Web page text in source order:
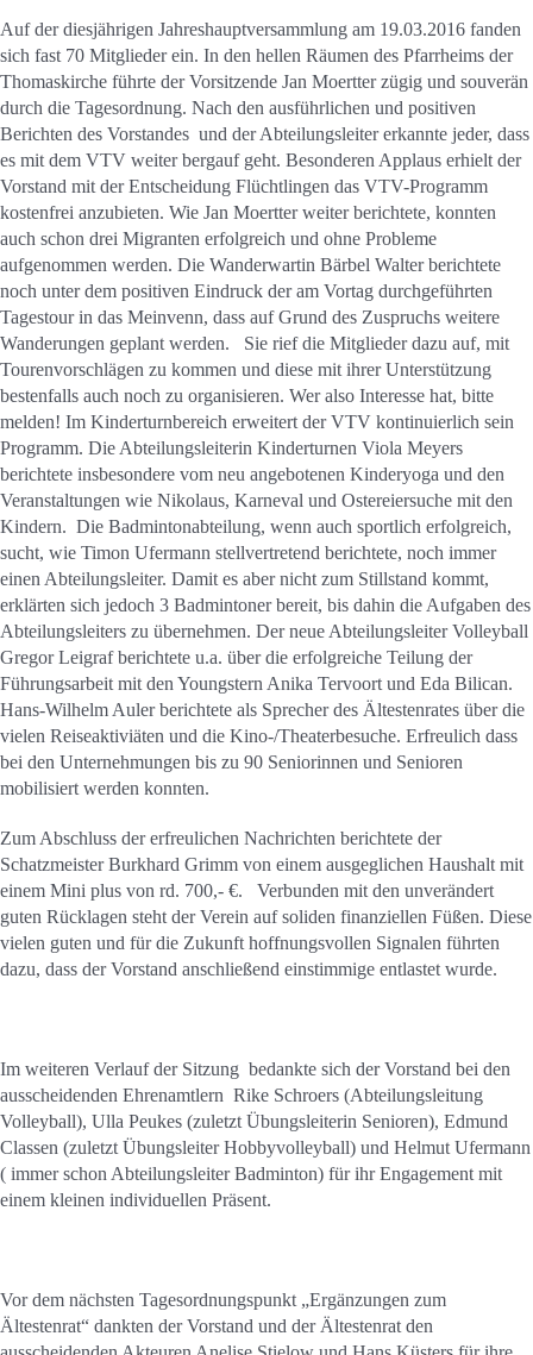
Auf der diesjährigen Jahreshauptversammlung am 19.03.2016 fanden
sich fast 70 Mitglieder ein. In den hellen Räumen des Pfarrheims der
Thomaskirche führte der Vorsitzende Jan Moertter zügig und souverän
durch die Tagesordnung. Nach den ausführlichen und positiven
Berichten des Vorstandes und der Abteilungsleiter erkannte jeder, dass
es mit dem VTV weiter bergauf geht. Besonderen Applaus erhielt der
Vorstand mit der Entscheidung Flüchtlingen das VTV-Programm
kostenfrei anzubieten. Wie Jan Moertter weiter berichtete, konnten
auch schon drei Migranten erfolgreich und ohne Probleme
aufgenommen werden. Die Wanderwartin Bärbel Walter berichtete
noch unter dem positiven Eindruck der am Vortag durchgeführten
Tagestour in das Meinvenn, dass auf Grund des Zuspruchs weitere
Wanderungen geplant werden. Sie rief die Mitglieder dazu auf, mit
Tourenvorschlägen zu kommen und diese mit ihrer Unterstützung
bestenfalls auch noch zu organisieren. Wer also Interesse hat, bitte
melden! Im Kinderturnbereich erweitert der VTV kontinuierlich sein
Programm. Die Abteilungsleiterin Kinderturnen Viola Meyers
berichtete insbesondere vom neu angebotenen Kinderyoga und den
Veranstaltungen wie Nikolaus, Karneval und Ostereiersuche mit den
Kindern. Die Badmintonabteilung, wenn auch sportlich erfolgreich,
sucht, wie Timon Ufermann stellvertretend berichtete, noch immer
einen Abteilungsleiter. Damit es aber nicht zum Stillstand kommt,
erklärten sich jedoch 3 Badmintoner bereit, bis dahin die Aufgaben des
Abteilungsleiters zu übernehmen. Der neue Abteilungsleiter Volleyball
Gregor Leigraf berichtete u.a. über die erfolgreiche Teilung der
Führungsarbeit mit den Youngstern Anika Tervoort und Eda Bilican.
Hans-Wilhelm Auler berichtete als Sprecher des Ältestenrates über die
vielen Reiseaktiviäten und die Kino-/Theaterbesuche. Erfreulich dass
bei den Unternehmungen bis zu 90 Seniorinnen und Senioren
mobilisiert werden konnten.
Zum Abschluss der erfreulichen Nachrichten berichtete der
Schatzmeister Burkhard Grimm von einem ausgeglichen Haushalt mit
einem Mini plus von rd. 700,- €. Verbunden mit den unverändert
guten Rücklagen steht der Verein auf soliden finanziellen Füßen. Diese
vielen guten und für die Zukunft hoffnungsvollen Signalen führten
dazu, dass der Vorstand anschließend einstimmige entlastet wurde.
Im weiteren Verlauf der Sitzung bedankte sich der Vorstand bei den
ausscheidenden Ehrenamtlern Rike Schroers (Abteilungsleitung
Volleyball), Ulla Peukes (zuletzt Übungsleiterin Senioren), Edmund
Classen (zuletzt Übungsleiter Hobbyvolleyball) und Helmut Ufermann
( immer schon Abteilungsleiter Badminton) für ihr Engagement mit
einem kleinen individuellen Präsent.
Vor dem nächsten Tagesordnungspunkt „Ergänzungen zum
Ältestenrat“ dankten der Vorstand und der Ältestenrat den